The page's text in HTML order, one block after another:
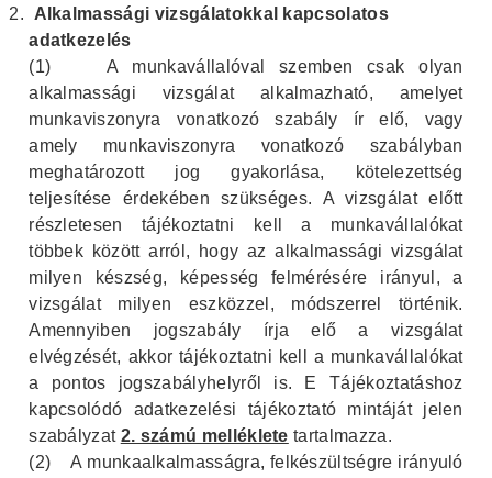
Alkalmassági vizsgálatokkal kapcsolatos
adatkezelés
(1)
A munkavállalóval szemben csak olyan
alkalmassági vizsgálat alkalmazható, amelyet
munkaviszonyra vonatkozó szabály ír elő, vagy
amely munkaviszonyra vonatkozó szabályban
meghatározott jog gyakorlása, kötelezettség
teljesítése érdekében szükséges. A vizsgálat előtt
részletesen tájékoztatni kell a munkavállalókat
többek között arról, hogy az alkalmassági vizsgálat
milyen készség, képesség felmérésére irányul, a
vizsgálat milyen eszközzel, módszerrel történik.
Amennyiben jogszabály írja elő a vizsgálat
elvégzését, akkor tájékoztatni kell a munkavállalókat
a pontos jogszabályhelyről is. E Tájékoztatáshoz
kapcsolódó adatkezelési tájékoztató mintáját jelen
szabályzat 2. számú melléklete tartalmazza.
(2)
A munkaalkalmasságra, felkészültségre irányuló